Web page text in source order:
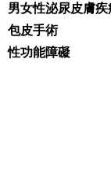
男女性泌尿皮膚疾
包皮手術
性功能障礙